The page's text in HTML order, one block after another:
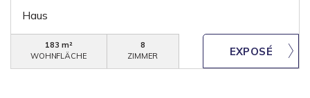
Haus
183 m²
WOHNFLÄCHE
8
ZIMMER